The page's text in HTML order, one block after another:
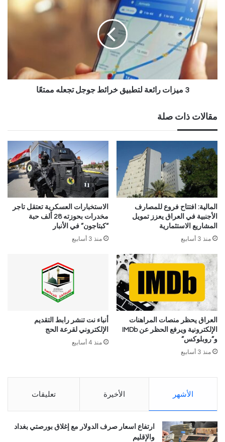
3 ميزات رائعة لتطبيق خرائط جوجل تجعله ممتعًا
مقالات ذات صلة
المالية: افتتاح فروع للمصارف
الأجنبية في العراق يعزز تمويل
المشاريع الاستثمارية
منذ 3 أسابيع
الاستخبارات العسكرية تعتقل تاجر
مخدرات بحوزته 28 ألف حبة
“كبتاجون” في الأنبار
منذ 3 أسابيع
العراق يحظر منصات المراهنات
الإلكترونية ويرفع الحظر عن IMDb
و”روبلوكس”
منذ 3 أسابيع
أنباء نت تنشر رابط التقديم
الإلكتروني لقرعة الحج
منذ 4 أسابيع
الأشهر الأخيرة تعليقات
ارتفاع اسعار صرف الدولار مع إغلاق بورصتي بغداد
والإقليم